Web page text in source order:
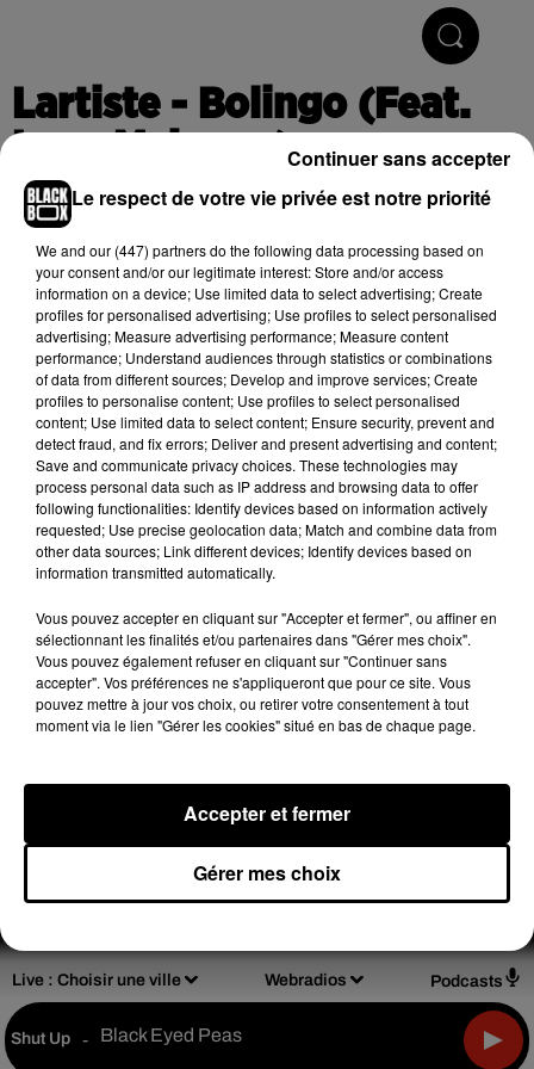
Live : Choisir une ville Webradios Podcasts
Shut Up - Black Eyed Peas
Lartiste - Bolingo (Feat.
Lyna Mahyem)
Publié : 18 septembre 2020 à 8h39
Cet élément est masqué compte-tenu du refus du
dépôt de cookies que vous avez exprimé. Si vous
souhaitez l'afficher, merci de nous donner votre accord
en cliquant sur le bouton ci-dessous.
Afficher l'élément
(C) 2020
DesignOlivier Varma
Règlements de jeux
Notice d'information RGPD Plan du site
Le respect de votre vie privée est notre priorité
We and our (447) partnersdo the following data processing based on
your consent and/or our legitimate interest: Store and/or access
information on a device; Use limited data to select advertising; Create
profiles for personalised advertising; Use profiles to select personalised
advertising; Measure advertising performance; Measure content
performance; Understand audiences through statistics or combinations
of data from different sources; Develop and improve services; Create
profiles to personalise content; Use profiles to select personalised
content; Use limited data to select content; Ensure security, prevent and
detect fraud, and fix errors; Deliver and present advertising and content;
Save and communicate privacy choices. These technologies may
process personal data such as IP address and browsing data to offer
following functionalities: Identify devices based on information actively
requested; Use precise geolocation data; Match and combine data from
other data sources; Link different devices; Identify devices based on
information transmitted automatically.
Vous pouvez accepter en cliquant sur "Accepter et fermer", ou affiner en
sélectionnant les finalités et/ou partenaires dans "Gérer mes choix".
Vous pouvez également refuser en cliquant sur "Continuer sans
accepter". Vos préférences ne s'appliqueront que pour ce site. Vous
pouvez mettre à jour vos choix, ou retirer votre consentement à tout
moment via le lien "Gérer les cookies" situé en bas de chaque page.
Gérer mes choix
Accepter et fermer
Continuer sans accepter